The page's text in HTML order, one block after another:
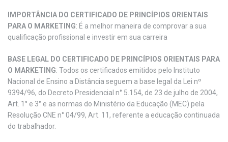
IMPORTÂNCIA DO CERTIFICADO DE PRINCÍPIOS ORIENTAIS
PARA O MARKETING: É a melhor maneira de comprovar a sua
qualificação profissional e investir em sua carreira
BASE LEGAL DO CERTIFICADO DE PRINCÍPIOS ORIENTAIS PARA
O MARKETING: Todos os certificados emitidos pelo Instituto
Nacional de Ensino a Distância seguem a base legal da Lei nº
9394/96, do Decreto Presidencial n° 5.154, de 23 de julho de 2004,
Art. 1° e 3° e as normas do Ministério da Educação (MEC) pela
Resolução CNE n° 04/99, Art. 11, referente a educação continuada
do trabalhador.